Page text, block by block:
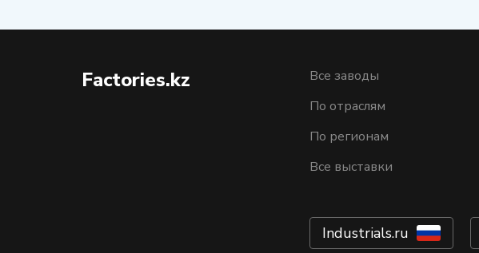
Factories.kz
Все заводы
По отраслям
По регионам
Все выставки
Industrials.ru